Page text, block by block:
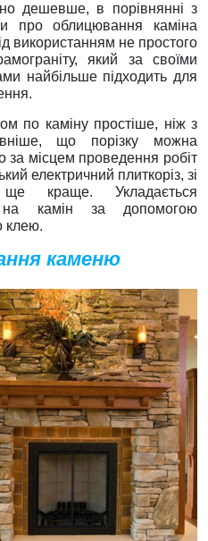
дешевше, в порівнянні з
про облицювання каміна
використанням не простого
який за своїми
найбільше підходить для
по каміну простіше, ніж з
що порізку можна
за місцем проведення робіт
електричний плиткоріз, зі
ще краще. Укладається
на камін за допомогою
клею.
каменю